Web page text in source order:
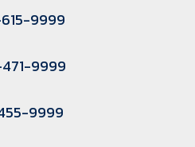
9999
9999
9999